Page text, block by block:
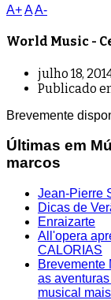
A+AA-
World Music -
julho 18,
Publicado
Brevemente
Últimas em
marcos
Jean-Pierre
Dicas de
Enraizarte
All'opera
CALORIAS
Brevemente
as
musical